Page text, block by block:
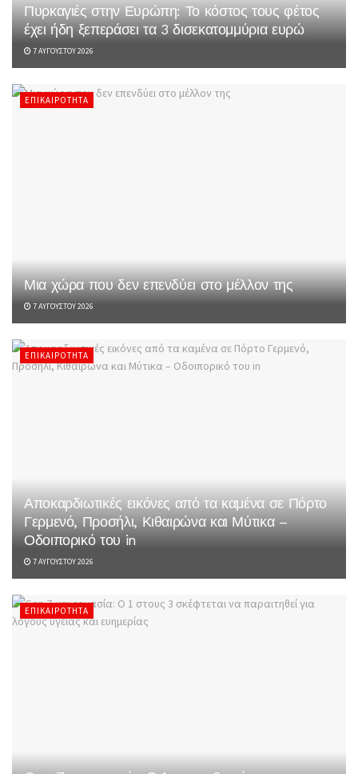
Πυρκαγιές στην Ευρώπη: Το κόστος τους φέτος
έχει ήδη ξεπεράσει τα 3 δισεκατομμύρια ευρώ
7 ΑΥΓΟΎΣΤΟΥ 2026
ΕΠΙΚΑΙΡΌΤΗΤΑ
Μια χώρα που δεν επενδύει στο μέλλον της
7 ΑΥΓΟΎΣΤΟΥ 2026
ΕΠΙΚΑΙΡΌΤΗΤΑ
Αποκαρδιωτικές εικόνες από τα καμένα σε Πόρτο
Γερμενό, Προσήλι, Κιθαιρώνα και Μύτικα –
Οδοιπορικό του in
7 ΑΥΓΟΎΣΤΟΥ 2026
ΕΠΙΚΑΙΡΌΤΗΤΑ